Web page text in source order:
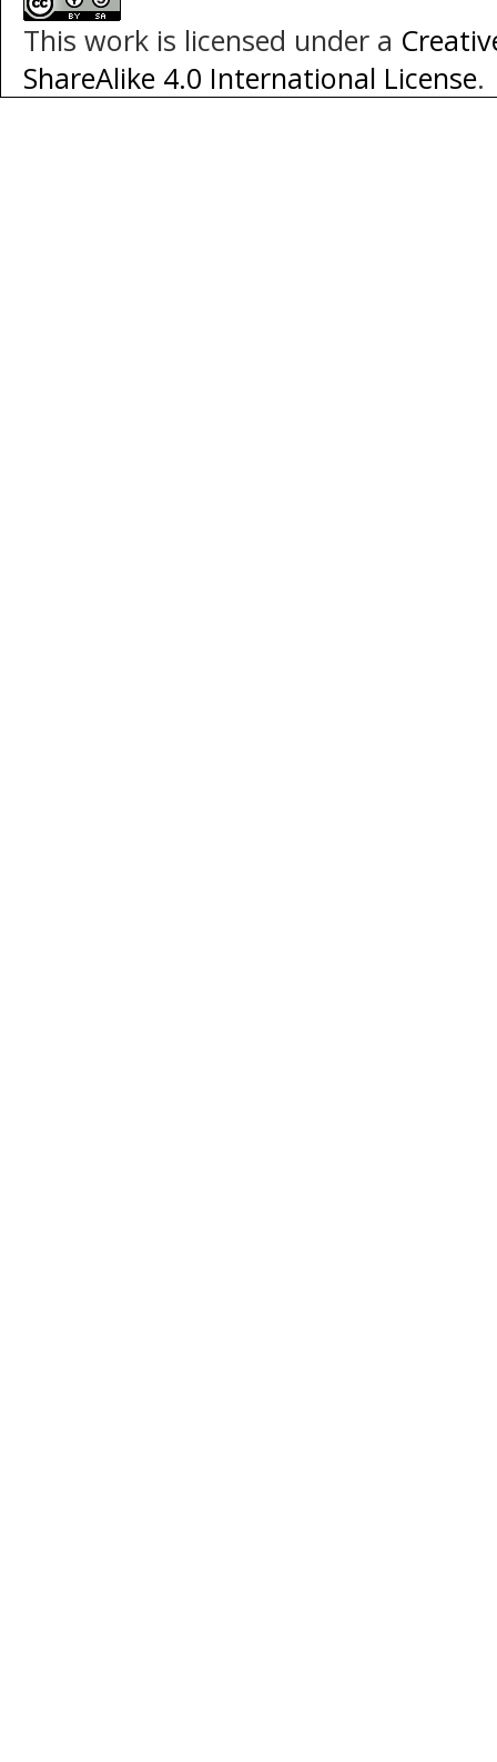
This work is licensed under a
ShareAlike 4.0 International License.